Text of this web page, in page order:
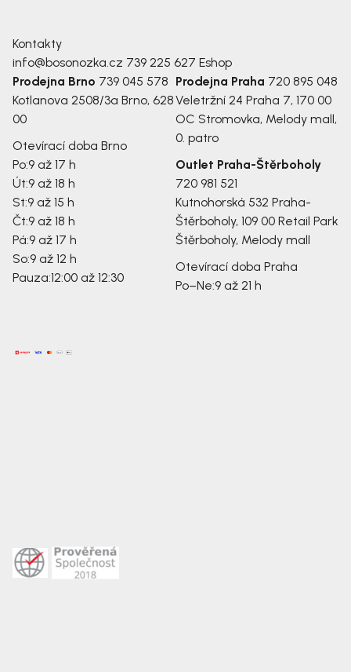
Kontakty
info@bosonozka.cz 739 225 627 Eshop
Prodejna Brno 739 045 578
Kotlanova 2508/3a Brno, 628
00
Otevírací doba Brno
Po:9 až 17 h
Út:9 až 18 h
St:9 až 15 h
Čt:9 až 18 h
Pá:9 až 17 h
So:9 až 12 h
Pauza:12:00 až 12:30
Prodejna Praha 720 895 048
Veletržní 24 Praha 7, 170 00
OC Stromovka, Melody mall,
0. patro
Outlet Praha-Štěrboholy
720 981 521
Kutnohorská 532 Praha-
Štěrboholy, 109 00 Retail Park
Štěrboholy, Melody mall
Otevírací doba Praha
Po–Ne:9 až 21 h